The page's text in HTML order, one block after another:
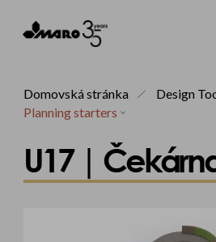
Domovská stránka
Design
Planning starters
U17 |